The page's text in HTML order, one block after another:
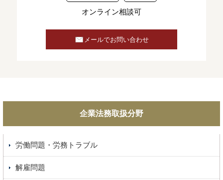
オンライン相談可
メールでお問い合わせ
企業法務取扱分野
労働問題・労務トラブル
解雇問題